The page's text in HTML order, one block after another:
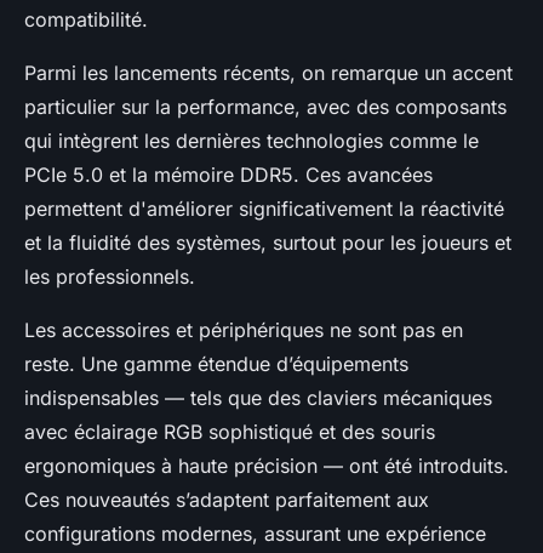
compatibilité.
Parmi les lancements récents, on remarque un accent
particulier sur la performance, avec des composants
qui intègrent les dernières technologies comme le
PCIe 5.0 et la mémoire DDR5. Ces avancées
permettent d'améliorer significativement la réactivité
et la fluidité des systèmes, surtout pour les joueurs et
les professionnels.
Les accessoires et périphériques ne sont pas en
reste. Une gamme étendue d’équipements
indispensables — tels que des claviers mécaniques
avec éclairage RGB sophistiqué et des souris
ergonomiques à haute précision — ont été introduits.
Ces nouveautés s’adaptent parfaitement aux
configurations modernes, assurant une expérience